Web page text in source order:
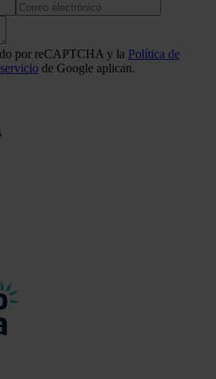
por reCAPTCHA y la Política de
de Google aplican.